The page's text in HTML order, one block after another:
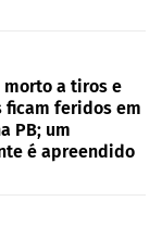
morto a tiros e
ficam feridos em
PB; um
é apreendido